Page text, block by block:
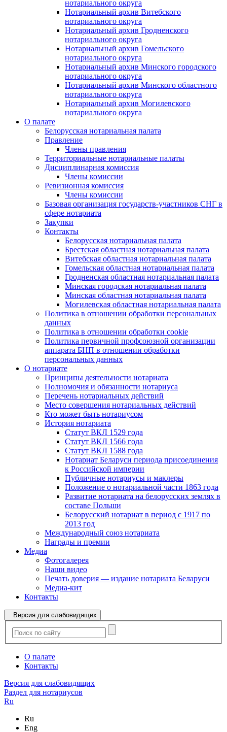
нотариального округа
Нотариальный архив Витебского
нотариального округа
Нотариальный архив Гродненского
нотариального округа
Нотариальный архив Гомельского
нотариального округа
Нотариальный архив Минского городского
нотариального округа
Нотариальный архив Минского областного
нотариального округа
Нотариальный архив Могилевского
нотариального округа
О палате
Белорусская нотариальная палата
Правление
Члены правления
Территориальные нотариальные палаты
Дисциплинарная комиссия
Члены комиссии
Ревизионная комиссия
Члены комиссии
Базовая организация государств-участников СНГ в
сфере нотариата
Закупки
Контакты
Белорусская нотариальная палата
Брестская областная нотариальная палата
Витебская областная нотариальная палата
Гомельская областная нотариальная палата
Гродненская областная нотариальная палата
Минская городская нотариальная палата
Минская областная нотариальная палата
Могилевская областная нотариальная палата
Политика в отношении обработки персональных
данных
Политика в отношении обработки cookie
Политика первичной профсоюзной организации
аппарата БНП в отношении обработки
персональных данных
О нотариате
Принципы деятельности нотариата
Полномочия и обязанности нотариуса
Перечень нотариальных действий
Место совершения нотариальных действий
Кто может быть нотариусом
История нотариата
Статут ВКЛ 1529 года
Статут ВКЛ 1566 года
Статут ВКЛ 1588 года
Нотариат Беларуси периода присоединения
к Российской империи
Публичные нотариусы и маклеры
Положение о нотариальной части 1863 года
Развитие нотариата на белорусских землях в
составе Польши
Белорусский нотариат в период с 1917 по
2013 год
Международный союз нотариата
Награды и премии
Медиа
Фотогалерея
Наши видео
Печать доверия — издание нотариата Беларуси
Медиа-кит
Контакты
Версия для слабовидящих
О палате
Контакты
Версия для слабовидящих
Раздел для нотариусов
Ru
Ru
Eng